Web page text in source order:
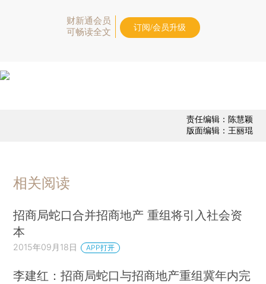
财新通会员
可畅读全文
订阅/会员升级
责任编辑：陈慧颖
版面编辑：王丽琨
相关阅读
招商局蛇口合并招商地产 重组将引入社会资
本
2015年09月18日 APP打开
李建红：招商局蛇口与招商地产重组冀年内完